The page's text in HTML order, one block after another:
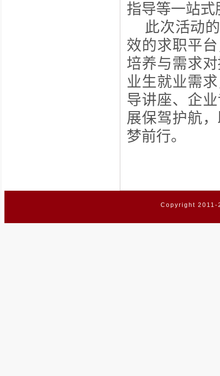
指导等一站
此次活动
效的求职平
培养与需求
业生就业需
导讲座、企
展保驾护航
梦前行。
Copyright 2011-